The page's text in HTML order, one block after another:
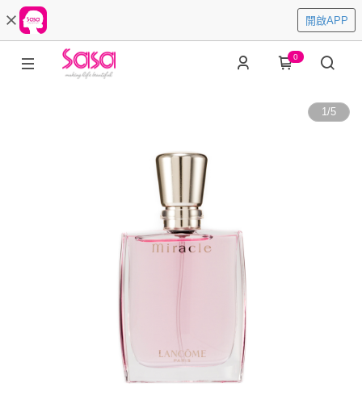
開啟APP
0
1/5